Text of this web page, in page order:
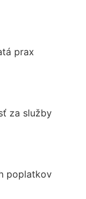
prax
za služby
poplatkov